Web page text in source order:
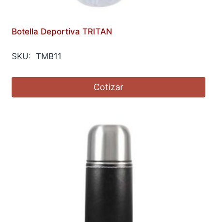
Botella Deportiva TRITAN
SKU: TMB11
Cotizar